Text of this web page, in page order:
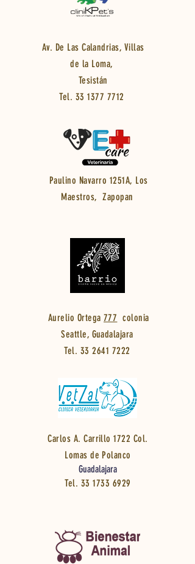
Av. De Las Calandrias, Villas
de la Loma,
Tesistán
Tel. 33 1377 7712
Paulino Navarro 1251A, Los
Maestros, Zapopan
Aurelio Ortega 777 colonia
Seattle, Guadalajara
Tel. 33 2641 7222
Carlos A. Carrillo 1722 Col.
Lomas de Polanco
Guadalajara
Tel. 331733 6929